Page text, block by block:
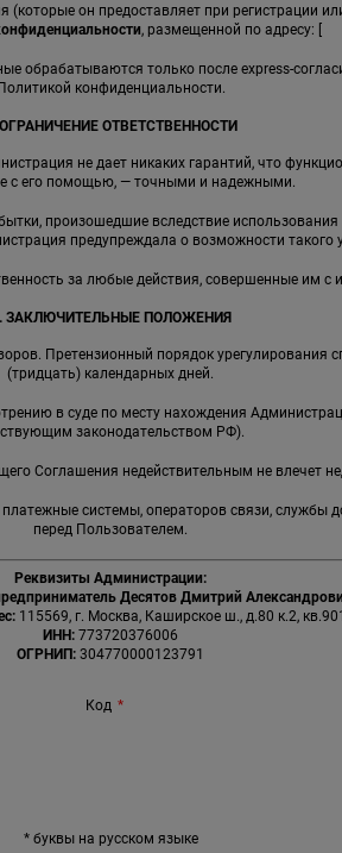
он предоставляет при регистрации
, размещенной по адресу: [
обрабатываются только после express-
конфиденциальности.
ОТВЕТСТВЕННОСТИ
не дает никаких гарантий, что
с его помощью, — точными и надежными.
произошедшие вследствие
предупреждала о возможности такого
за любые действия, совершенные им с
ЗАКЛЮЧИТЕЛЬНЫЕ ПОЛОЖЕНИЯ
Претензионный порядок урегулирования
(тридцать) календарных дней.
в суде по месту нахождения
законодательством РФ).
Соглашения недействительным не влечет
системы, операторов связи, службы
перед Пользователем.
Реквизиты Администрации:
Десятов Дмитрий
115569, г. Москва, Каширское ш., д.80 к.2,
ИНН: 773720376006
ОГРНИП: 304770000123791
Код
* буквы на русском языке